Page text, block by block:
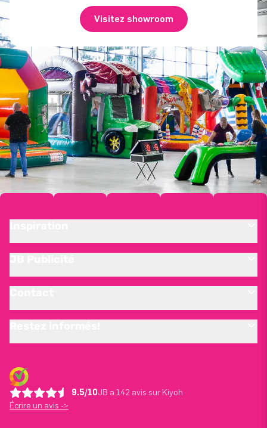
Visitez showroom
9.5/10JB a 142 avis sur Kiyoh
Écrire un avis ->